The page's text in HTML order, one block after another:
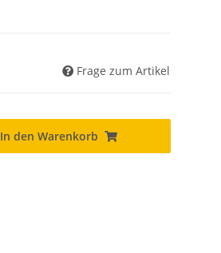
Frage zum Artikel
In den Warenkorb